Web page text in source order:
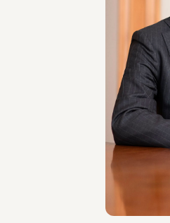
PARTNER
SEDI
Roma